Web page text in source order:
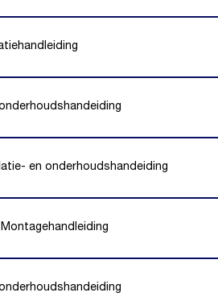
en onderhoudshandeiding